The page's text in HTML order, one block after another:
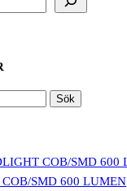
SMD 600 LUMEN